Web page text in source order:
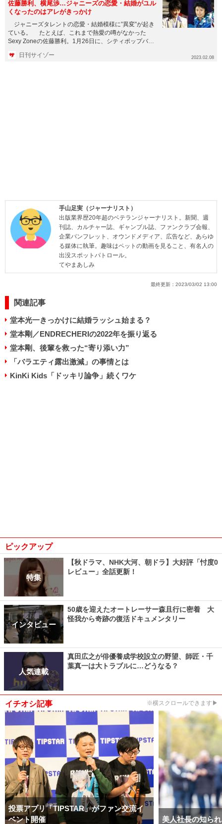
佐藤勝利、横尾渉…ジャニーズの恋愛・結婚がユル
くなったのはアレがきっかけ
ジャニーズタレントの恋愛・結婚模様に”異変”が起き
ている。 たとえば、これまで熱愛の噂がなかった
Sexy Zoneの佐藤勝利。1月26日に、シティポップバン
日刊サイゾー 2023.02.08
手山足実（ジャーナリスト）
出版業界歴20年超のベテランジャーナリスト。新聞、週
刊誌、カルチャー誌、ギャンブル誌、ファンクラブ会報、
企業パンフレット、オウンドメディア、広告など、あらゆ
る媒体に執筆。趣味はペットの動画を見ること、有名人の
出没スポットパトロール。
てやまあしみ
最終更新： 2023/03/02 13:00
関連記事
堂本光一きっかけに結婚ラッシュ始まる？
堂本剛／ENDRECHERIの2022年を振り返る
堂本剛、後輩を救った“寄り添い力”
「バラエティ露出激減」の事情とは
KinKi Kids「ドッキリ論争」続くワケ
ピックアップ
特集
【秋ドラマ、NHK大河、朝ドラ】大好評「忖度0
レビュー」全話更新！
インタビュー
50歳を迎えたオートレーサー森且行に密着 大
怪我から奇跡の復活ドキュメンタリー
人気連載
真田広之が俳優養成学校設立の野望、師匠・千
葉真一は大トラブルに…どうなる？
イチオシ記事 ※横スクロールできます▶
投票アプリ「TIPSTAR」がファン交流イ
ベント開催
美人社長の知ら